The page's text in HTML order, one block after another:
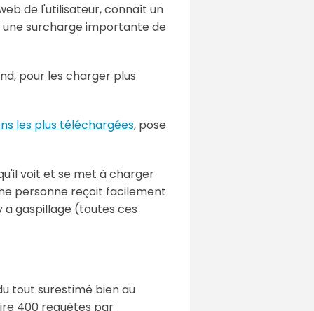
de l'utilisateur, connaît un
une surcharge importante de
pour les charger plus
les plus téléchargées, pose
voit et se met à charger
personne reçoit facilement
gaspillage (toutes ces
tout surestimé bien au
400 requêtes par